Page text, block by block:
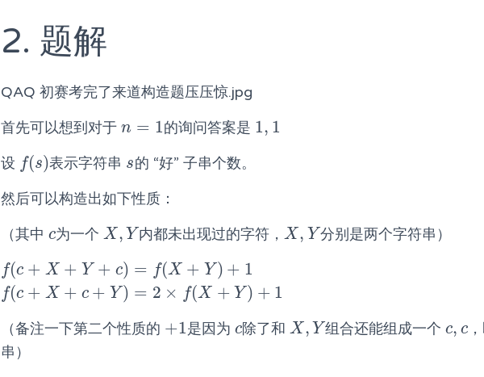
2. 题解
QAQ 初赛考完了来道构造题压压惊.jpg
首先可以想到对于 n = 1
n=1 的询问答案是 1, 1
1,1
设 f(s)
f(s) 表示字符串 s
s的 “好” 子串个数。
然后可以构造出如下性质：
（其中 c
c为一个X , Y
X,Y 内都未出现过的字符，X , Y
X,Y 分别是两个字符串）
f(c + X + Y + c) = f(X + Y) + 1
f(c+ X+ Y+ c)=f( X+ Y) +1
f(c + X + c + Y) = 2 × f(X + Y ) + 1
f(c+ X+ c+ Y)=2×f (X+ Y)+1
（备注一下第二个性质的 +1
+1 是因为 c
c除了和X , Y
X,Y 组合还能组成一个c, c
c, c
串）